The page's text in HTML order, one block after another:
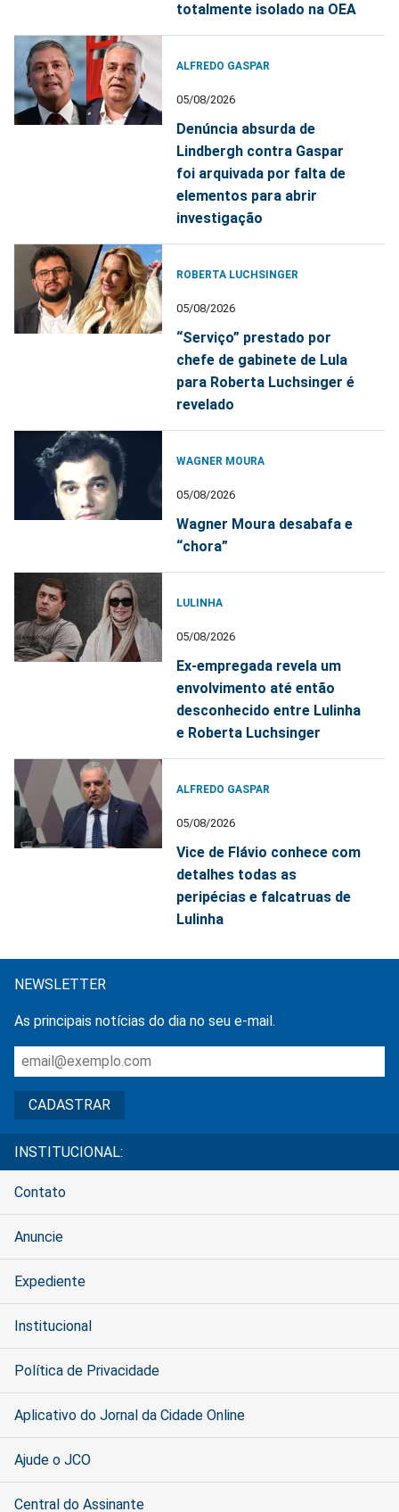
totalmente isolado na OEA
ALFREDO GASPAR
05/08/2026
Denúncia absurda de
Lindbergh contra Gaspar
foi arquivada por falta de
elementos para abrir
investigação
ROBERTA LUCHSINGER
05/08/2026
“Serviço” prestado por
chefe de gabinete de Lula
para Roberta Luchsinger é
revelado
WAGNER MOURA
05/08/2026
Wagner Moura desabafa e
“chora”
LULINHA
05/08/2026
Ex-empregada revela um
envolvimento até então
desconhecido entre Lulinha
e Roberta Luchsinger
ALFREDO GASPAR
05/08/2026
Vice de Flávio conhece com
detalhes todas as
peripécias e falcatruas de
Lulinha
NEWSLETTER
As principais notícias do dia no seu e-mail.
INSTITUCIONAL:
Contato
Anuncie
Expediente
Institucional
Política de Privacidade
Aplicativo do Jornal da Cidade Online
Ajude o JCO
Central do Assinante